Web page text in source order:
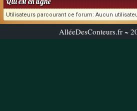
Utilisateurs parcourant ce forum: Aucun
AlléeDesConteurs.fr ~